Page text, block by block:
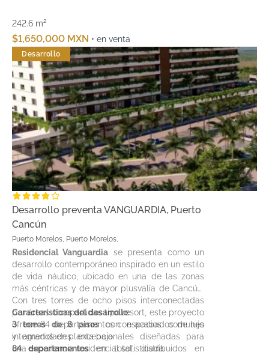
242.6 m²
$1,650,000 MXN • en venta
Desarrollo
Desarrollo preventa VANGUARDIA, Puerto
Cancún
Puerto Morelos, Puerto Morelos,
Residencial Vanguardia se presenta como un
desarrollo contemporáneo inspirado en un estilo
de vida náutico, ubicado en una de las zonas
más céntricas y de mayor plusvalía de Cancún.
Con tres torres de ocho pisos interconectadas
por áreas compartidas tipo resort, este proyecto
ofrece 84 departamentos con acabados de lujo
y amenidades excepcionales diseñadas para
una experiencia residencial sofisticada.
Características del desarrollo:
3 torres de 8 pisoscon espacios comunes
integrados en planta baja
84 departamentosen total, distribuidos en